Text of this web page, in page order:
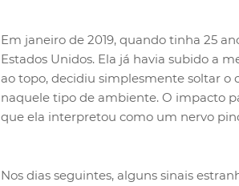
Em janeiro de 2019, quando tinha 25
Estados Unidos. Ela já havia subido a
ao topo, decidiu simplesmente soltar o
naquele tipo de ambiente. O impacto
que ela interpretou como um nervo
Nos dias seguintes, alguns sinais